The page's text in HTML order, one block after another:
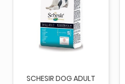
SCHESIR DOG ADULT